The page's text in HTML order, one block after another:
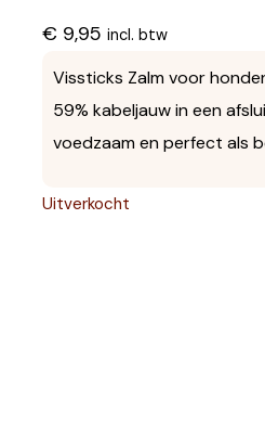
€ 9,95 incl. btw
Vissticks Zalm voor
59% kabeljauw in een
voedzaam en perfect als
Uitverkocht